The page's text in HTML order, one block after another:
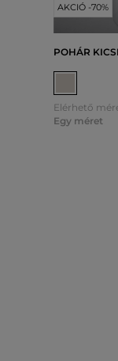
AKCIÓ -70%
POHÁR
Elérhető
Egy méret